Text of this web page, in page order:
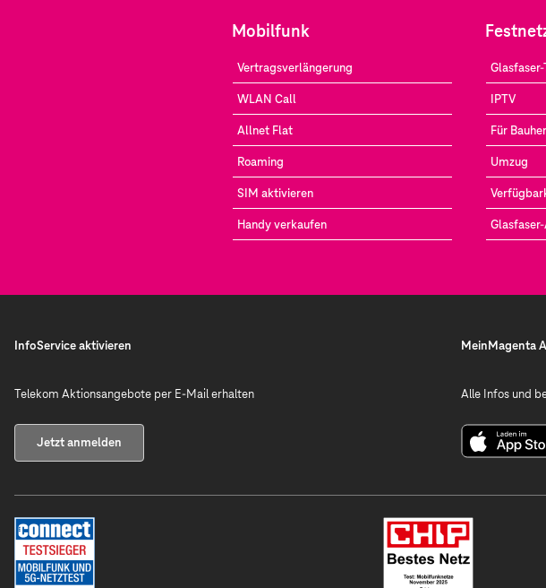
Mobilfunk
Vertragsverlängerung
WLAN Call
Allnet Flat
Roaming
SIM aktivieren
Handy verkaufen
IPTV
Für
Umzug
InfoService aktivieren
Telekom Aktionsangebote per E-Mail erhalten
Jetzt anmelden
MeinMagenta
Alle Infos und